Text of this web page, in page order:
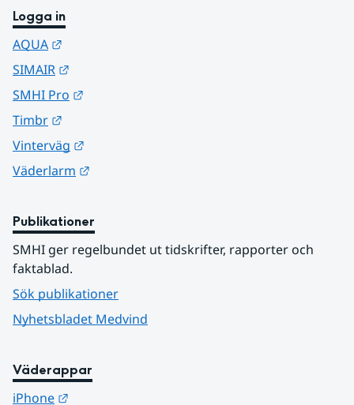
Logga in
AQUA
SIMAIR
SMHI Pro
Timbr
Vinterväg
Väderlarm
Publikationer
SMHI ger regelbundet ut tidskrifter, rapporter och
faktablad.
Sök publikationer
Nyhetsbladet Medvind
Väderappar
iPhone